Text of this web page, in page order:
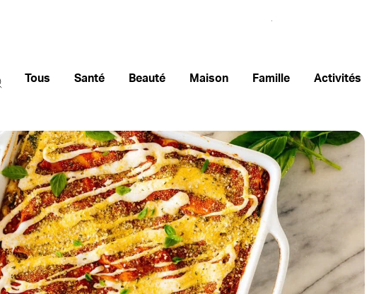
Tous Santé Beauté Maison Famille Activités